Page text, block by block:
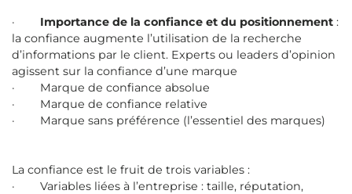
· Importance de la confiance et du positionnement :
la confiance augmente l’utilisation de la recherche
d’informations par le client. Experts ou leaders d’opinion
agissent sur la confiance d’une marque
· Marque de confiance absolue
· Marque de confiance relative
· Marque sans préférence (l’essentiel des marques)
La confiance est le fruit de trois variables :
· Variables liées à l’entreprise : taille, réputation,